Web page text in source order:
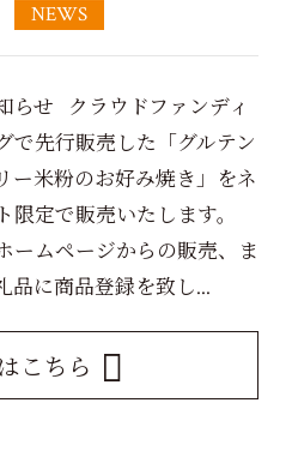
NEWS
らせ クラウドファンディ
で先行販売した「グルテン
ー米粉のお好み焼き」をネ
限定で販売いたします。
ームページからの販売、ま
品に商品登録を致し...
こちら